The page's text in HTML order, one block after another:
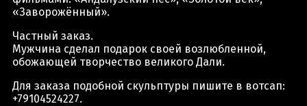
«Заворожённый».
Частный заказ.
Мужчина сделал подарок своей возлюбленной,
обожающей творчество великого Дали.
Для заказа подобной скульптуры пишите в вотсап:
+79104524227.